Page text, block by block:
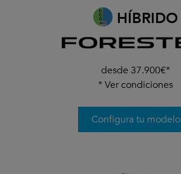
HÍBRIDO
desde 37.900€*
*Ver condiciones
Configura tu modelo